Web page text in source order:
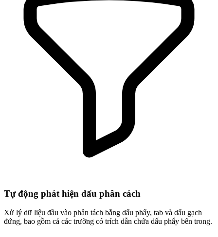
Tự động phát hiện dấu phân cách
Xử lý dữ liệu đầu vào phân tách bằng dấu phẩy, tab và dấu gạch
đứng, bao gồm cả các trường có trích dẫn chứa dấu phẩy bên trong.